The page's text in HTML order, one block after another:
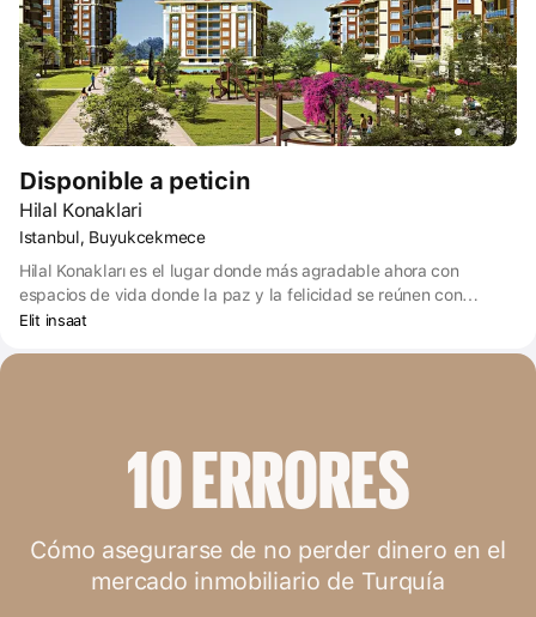
Disponible a peticin
Hilal Konaklari
Istanbul, Buyukcekmece
Hilal Konakları es el lugar donde más agradable ahora con
espacios de vida donde la paz y la felicidad se reúnen con
comodidad, magníficas vistas, seguro y traerá una nueva armonía
Elit insaat
10 ERRORES
Cómo asegurarse de no perder dinero en el
mercado inmobiliario de Turquía